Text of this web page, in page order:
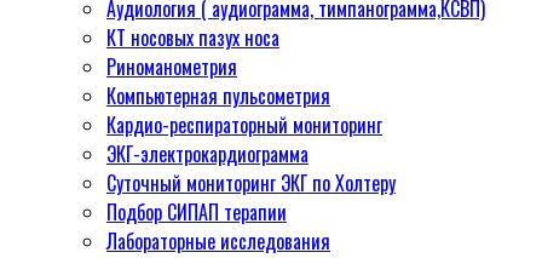
Аудиология ( аудиограмма, тимпанограмма,КСВП)
КТ носовых пазух носа
Риноманометрия
Компьютерная пульсометрия
Кардио-респираторный мониторинг
ЭКГ-электрокардиограмма
Суточный мониторинг ЭКГ по Холтеру
Подбор СИПАП терапии
Лабораторные исследования